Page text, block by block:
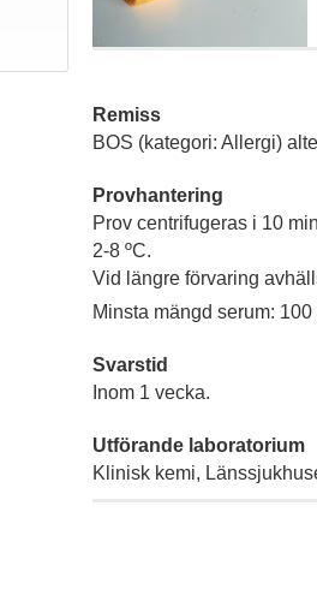
Remiss
BOS (kategori: Allergi)
Provhantering
Prov centrifugeras i 10
2-8 ºC.
Vid längre förvaring
Minsta mängd serum:
Svarstid
Inom 1 vecka.
Utförande laboratorium
Klinisk kemi,